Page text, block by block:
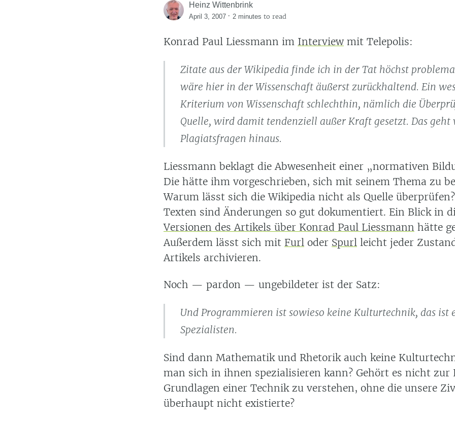
Heinz Wittenbrink
April 3, 2007 · 2 minutes to read
Konrad Paul Liessmann im Interviewmit Telepolis:
Zitate aus der Wikipedia finde ich in der Tat höchst
wäre hier in der Wissenschaft äußerst zurückhaltend. Ein
Kriterium von Wissenschaft schlechthin, nämlich die
Quelle, wird damit tendenziell außer Kraft gesetzt. Das geht
Plagiatsfragen hinaus.
Liessmann beklagt die Abwesenheit einer
normativen
Die hätte ihm vorgeschrieben, sich mit seinem Thema zu
Warum lässt sich die Wikipedia nicht als Quelle
Texten sind Änderungen so gut dokumentiert. Ein Blick in
Versionen des Artikels über Konrad Paul Liessmann hätte
Außerdem lässt sich mit Furl oder Spurl leicht jeder
Artikels archivieren.
Noch — pardon — ungebildeter ist der Satz:
Und Programmieren ist sowieso keine Kulturtechnik, das ist
Spezialisten.
Sind dann Mathematik und Rhetorik auch keine
man sich in ihnen spezialisieren kann? Gehört es nicht zur
Grundlagen einer Technik zu verstehen, ohne die unsere
überhaupt nicht existierte?